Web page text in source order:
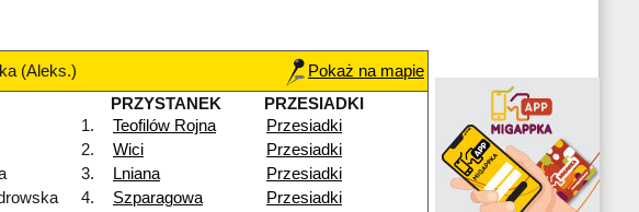
(Aleks.)
Pokaż na mapie
PRZYSTANEK
PRZESIADKI
1.
Teofilów Rojna
Przesiadki
2. Wici
Przesiadki
3. Lniana
Przesiadki
4. Szparagowa
Przesiadki